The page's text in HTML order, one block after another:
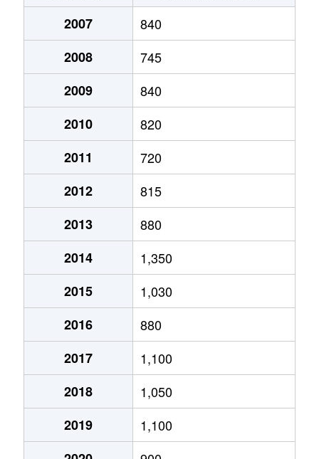
宮下通
200万円
宮下通
170万円
宮前２条
2,500万円
宮前２条
2,800万円
2007
840
2008
745
2009
840
2010
820
2011
720
2012
815
2013
880
2014
1,350
2015
1,030
2016
880
2017
1,100
2018
1,050
2019
1,100